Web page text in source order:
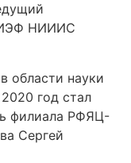
НИИИС
области науки
год стал
филиала РФЯЦ-
Сергей